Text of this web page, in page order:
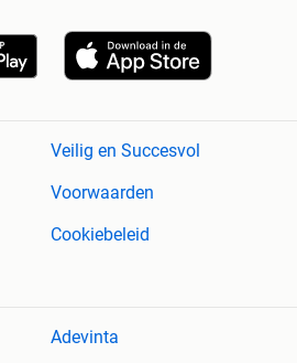
Veilig en Succesvol
Voorwaarden
Cookiebeleid
Adevinta